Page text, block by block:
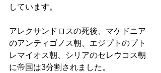
しています。
アレクサンドロスの死後、マケドニア
のアンティゴノス朝、エジプトのプト
レマイオス朝、シリアのセレウコス朝
に帝国は3分割されました。